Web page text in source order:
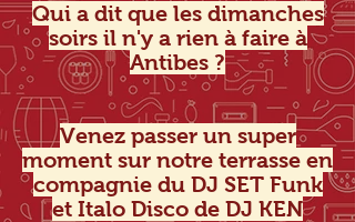
Qui a dit que les dimanches
soirs il n'y a rien à faire à
Antibes ?
Venez passer un super
moment sur notre terrasse en
compagnie du DJ SET Funk
et Italo Disco de DJ KEN